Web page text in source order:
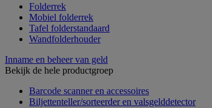
Folderrek
Mobiel folderrek
Tafel folderstandaard
Wandfolderhouder
Inname en beheer van geld
Bekijk de hele productgroep
Barcode scanner en accessoires
Biljettenteller/sorteerder en valsgelddetector